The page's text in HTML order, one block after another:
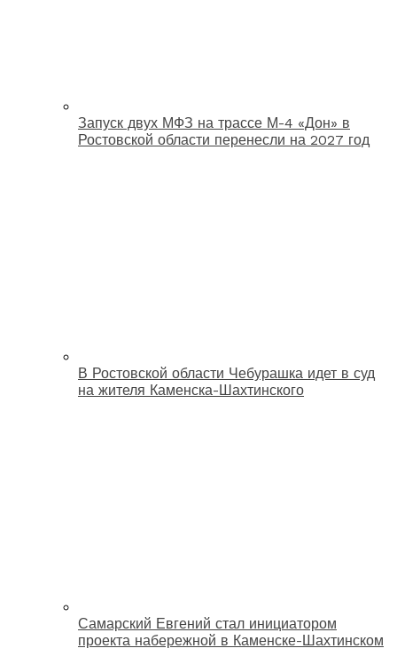
Запуск двух МФЗ на трассе М-4 «Дон» в
Ростовской области перенесли на 2027 год
В Ростовской области Чебурашка идет в суд
на жителя Каменска-Шахтинского
Самарский Евгений стал инициатором
проекта набережной в Каменске-Шахтинском